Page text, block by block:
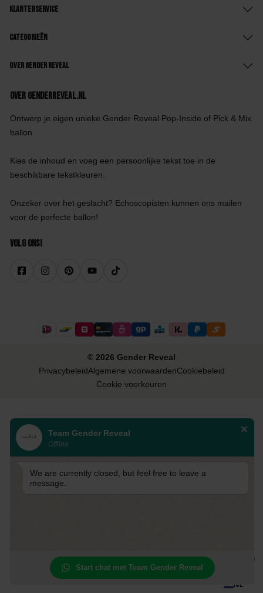
Klantenservice
Categorieën
Over Gender Reveal
Over GenderReveal.nl
Ontwerp je eigen unieke Gender Reveal Pop-Inside of Pick & Mix
ballon.
Kies de inhoud en voeg een persoonlijke tekst toe in de
beschikbare tekstkleuren.
Onzeker over het geslacht? Echoscopisten kunnen ons mailen
voor de perfecte ballon!
Volg ons!
© 2026 Gender Reveal
PrivacybeleidAlgemene voorwaardenCookiebeleid
Cookie voorkeuren
Team Gender Reveal
Offline
We are currently closed, but feel free to leave a
message.
Start chat met Team Gender Reveal
NL